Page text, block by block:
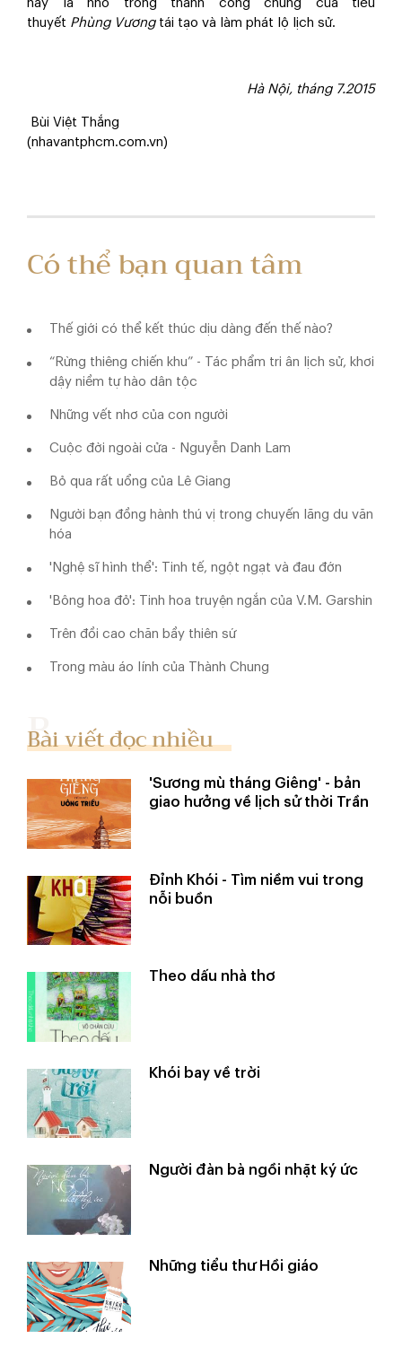
này là nhỏ trong thành công chung của tiểu
thuyết Phùng Vươngtái tạo và làm phát lộ lịch sử.
Hà Nội, tháng 7.2015
Bùi Việt Thắng
(nhavantphcm.com.vn)
Có thể bạn quan tâm
Thế giới có thể kết thúc dịu dàng đến thế nào?
“Rừng thiêng chiến khu” - Tác phẩm tri ân lịch sử, khơi
dậy niềm tự hào dân tộc
Những vết nhơ của con người
Cuộc đời ngoài cửa - Nguyễn Danh Lam
Bỏ qua rất uổng của Lê Giang
Người bạn đồng hành thú vị trong chuyến lãng du văn
hóa
'Nghệ sĩ hình thể': Tinh tế, ngột ngạt và đau đớn
'Bông hoa đỏ': Tinh hoa truyện ngắn của V.M. Garshin
Trên đồi cao chăn bầy thiên sứ
Trong màu áo lính của Thành Chung
Bài viết đọc nhiều
'Sương mù tháng Giêng' - bản
giao hưởng về lịch sử thời Trần
Đỉnh Khói - Tìm niềm vui trong
nỗi buồn
Theo dấu nhà thơ
Khói bay về trời
Người đàn bà ngồi nhặt ký ức
Những tiểu thư Hồi giáo